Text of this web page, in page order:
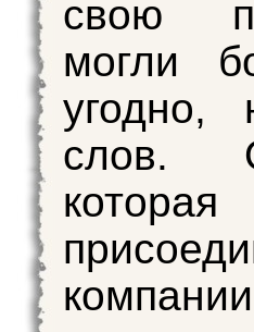
свою
могли
угодно,
слов.